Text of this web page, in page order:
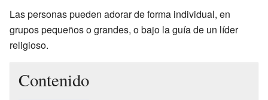
Las personas pueden adorar de forma individual, en
grupos pequeños o grandes, o bajo la guía de un líder
religioso.
Contenido